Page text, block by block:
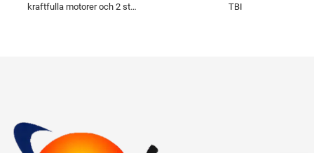
kraftfulla motorer och 2 st
TBI